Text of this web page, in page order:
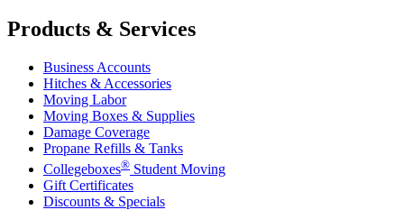
Products & Services
Business Accounts
Hitches & Accessories
Moving Labor
Moving Boxes & Supplies
Damage Coverage
Propane Refills & Tanks
Collegeboxes® Student Moving
Gift Certificates
Discounts & Specials